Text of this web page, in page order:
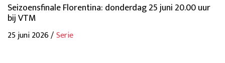
Seizoensfinale Florentina: donderdag 25 juni 20.00 uur
bij VTM
25 juni 2026 /Serie